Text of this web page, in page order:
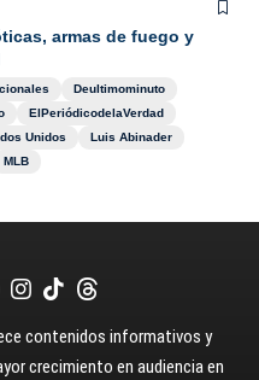
armas de fuego y
Deultimominuto
ElPeriódicodelaVerdad
Unidos
Luis Abinader
MLB
contenidos informativos y
crecimiento en audiencia en